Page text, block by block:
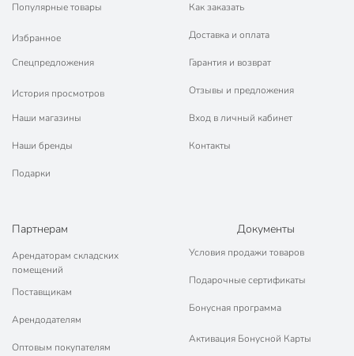
Популярные товары
Избранное
Спецпредложения
История просмотров
Наши магазины
Наши бренды
Подарки
Как заказать
Доставка и оплата
Гарантия и возврат
Отзывы и предложения
Вход в личный кабинет
Контакты
Партнерам
Арендаторам складских
помещений
Поставщикам
Арендодателям
Оптовым покупателям
Документы
Условия продажи товаров
Подарочные сертификаты
Бонусная программа
Активация Бонусной Карты